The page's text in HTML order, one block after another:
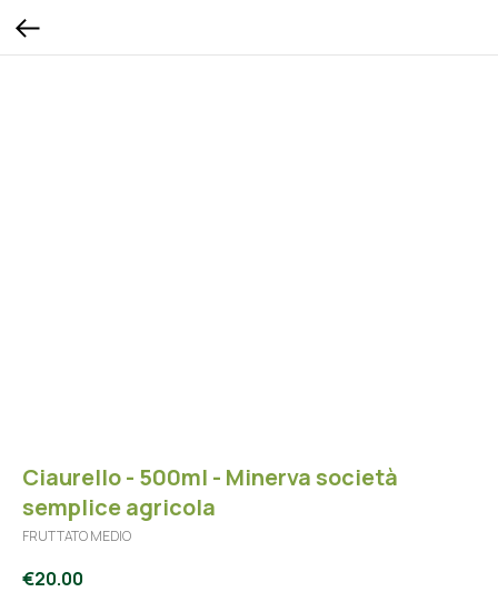
Ciaurello - 500ml - Minerva società
semplice agricola
FRUTTATO MEDIO
€20.00